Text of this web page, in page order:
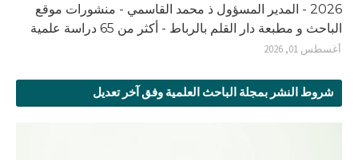
2026 - المدير المسؤول ذ محمد القاسمي - منشورات موقع
الباحث و مطبعة دار القلم بالرباط - أكثر من 65 دراسة علمية
أغسطس 01, 2026
شروط النشر بمجلة الباحث العلمية وفق آخر تعديل